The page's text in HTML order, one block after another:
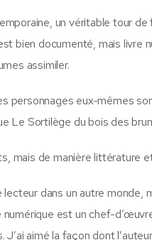
un véritable tour de
bien documenté, mais livre
assimiler.
personnages eux-mêmes
Le Sortilège du bois des
mais de manière littérature
dans un autre monde,
est un chef-
aimé la façon dont